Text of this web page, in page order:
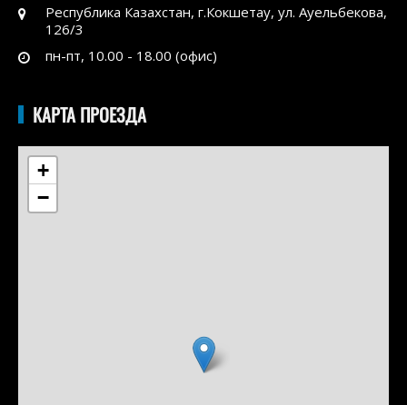
Республика Казахстан, г.Кокшетау, ул. Ауельбекова,
126/3
пн-пт, 10.00 - 18.00 (офис)
КАРТА ПРОЕЗДА
+
−